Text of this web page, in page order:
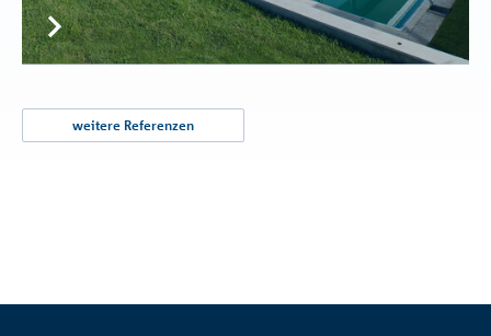
weitere Referenzen